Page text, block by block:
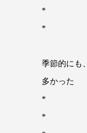
*
*
季節的にも
多かった
*
*